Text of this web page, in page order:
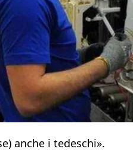
anche i tedeschi».